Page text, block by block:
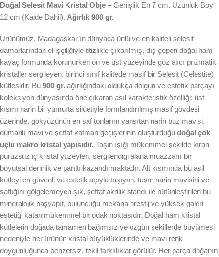
Doğal Selesit Mavi Kristal Obje – Genişlik En 7 cm. Uzunluk Boy
12 cm (Kaide Dahil). Ağırlık 900 gr.
Ürünümüz, Madagaskar’ın dünyaca ünlü ve en kaliteli selesit
damarlarından el işçiliğiyle titizlikle çıkarılmış, dış çeperi doğal ham
kayaç formunda korunurken ön ve üst yüzeyinde göz alıcı prizmatik
kristaller sergileyen, birinci sınıf kalitede masif bir Selesit (Celestite)
kütlesidir. Bu 900 gr. ağırlığındaki oldukça dolgun ve estetik parçayı
koleksiyon dünyasında öne çıkaran asıl karakteristik özelliği; üst
kısmı narin bir yumurta silüetiyle formlandırılmış masif gövdesi
üzerinde, gökyüzünün en saf tonlarını yansıtan narin buz mavisi,
dumanlı mavi ve şeffaf katman geçişlerinin oluşturduğu doğal çok
uçlu makro kristal yapısıdır. Taşın ışığı mükemmel şekilde kıran
pürüzsüz iç kristal yüzeyleri, sergilendiği alana muazzam bir
boyutsal derinlik ve parıltı kazandırmaktadır. Alt kısmında bu asil
kütleyi en güvenli ve estetik açıyla taşıyan, taşın narin mavisini ve
saflığını gölgelemeyen şık, şeffaf akrilik standı ile bütünleştirilen bu
mineralojik başyapıt, bulunduğu mekana prestij ve yüksek galeri
estetiği katan mükemmel bir odak noktasıdır. Doğal ham kristal
kütlelerin doğada tamamen bağımsız ve özgün şekillerde büyümesi
nedeniyle her ürünün kristal büyüklüklerinde ve mavi renk
doygunluğunda benzersiz, tekil farklılıklar görülür. Her parça doğanın